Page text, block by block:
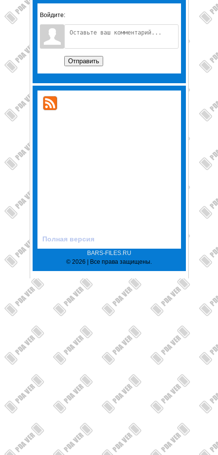
Войдите:
Отправить
Полная версия
BARS-FILES.RU
© 2026 | Все права защищены.